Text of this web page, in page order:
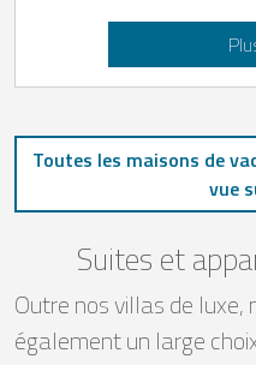
Toutes les maisons de
vue
Suites et
Outre nos villas de
également un large